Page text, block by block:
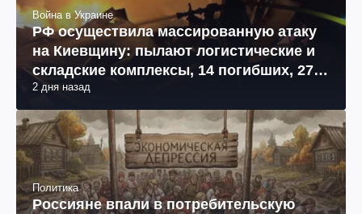
Война в Украине
РФ осуществила массированную атаку
на Киевщину: пылают логистические и
складские комплексы, 14 погибших, 27
раненых (фото, видео)
2 дня назад
Политика
Россияне впали в потребительскую